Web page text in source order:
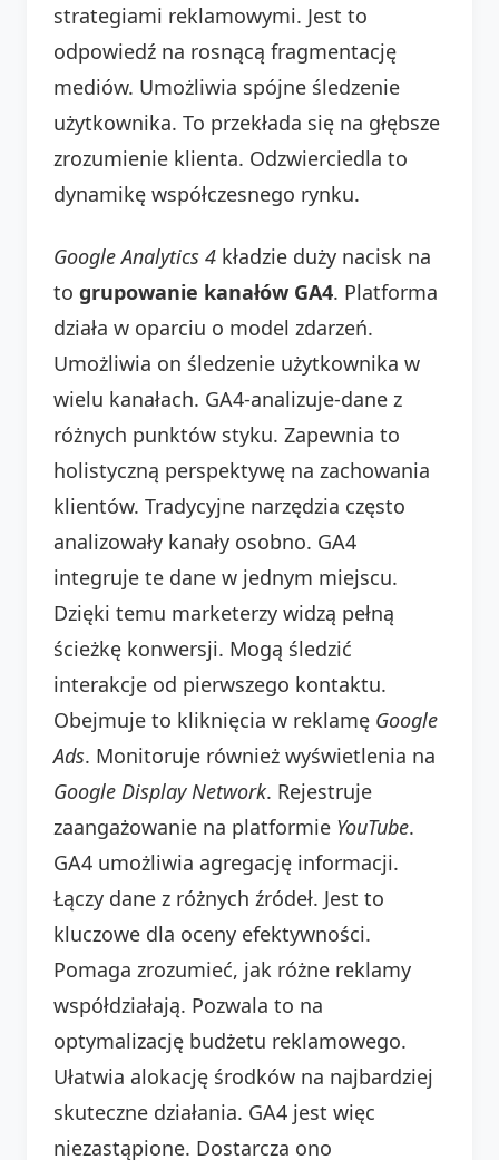
strategiami reklamowymi. Jest to
odpowiedź na rosnącą fragmentację
mediów. Umożliwia spójne śledzenie
użytkownika. To przekłada się na głębsze
zrozumienie klienta. Odzwierciedla to
dynamikę współczesnego rynku.
Google Analytics 4 kładzie duży nacisk na
to grupowanie kanałów GA4. Platforma
działa w oparciu o model zdarzeń.
Umożliwia on śledzenie użytkownika w
wielu kanałach. GA4-analizuje-dane z
różnych punktów styku. Zapewnia to
holistyczną perspektywę na zachowania
klientów. Tradycyjne narzędzia często
analizowały kanały osobno. GA4
integruje te dane w jednym miejscu.
Dzięki temu marketerzy widzą pełną
ścieżkę konwersji. Mogą śledzić
interakcje od pierwszego kontaktu.
Obejmuje to kliknięcia w reklamę Google
Ads. Monitoruje również wyświetlenia na
Google Display Network. Rejestruje
zaangażowanie na platformie YouTube.
GA4 umożliwia agregację informacji.
Łączy dane z różnych źródeł. Jest to
kluczowe dla oceny efektywności.
Pomaga zrozumieć, jak różne reklamy
współdziałają. Pozwala to na
optymalizację budżetu reklamowego.
Ułatwia alokację środków na najbardziej
skuteczne działania. GA4 jest więc
niezastąpione. Dostarcza ono